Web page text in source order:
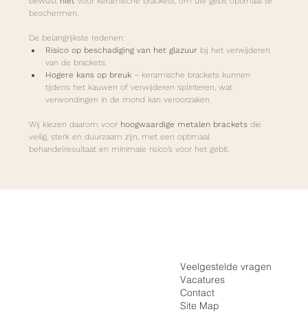
beschermen.
De belangrijkste redenen:
Risico op beschadiging van het glazuur bij het verwijderen
van de brackets.
Hogere kans op breuk – keramische brackets kunnen
tijdens het kauwen of verwijderen splinteren, wat
verwondingen in de mond kan veroorzaken.
Wij kiezen daarom voor hoogwaardige metalen brackets die
veilig, sterk en duurzaam zijn, met een optimaal
behandelresultaat en minimale risico’s voor het gebit.
Veelgestelde vragen
Vacatures
Contact
Site Map